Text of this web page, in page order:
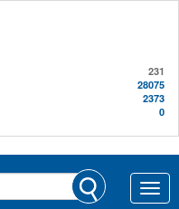
231
28075
2373
0
Toggle